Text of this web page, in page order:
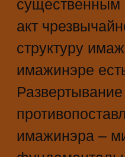
акт
структуру
имажинэре
имажинэра –